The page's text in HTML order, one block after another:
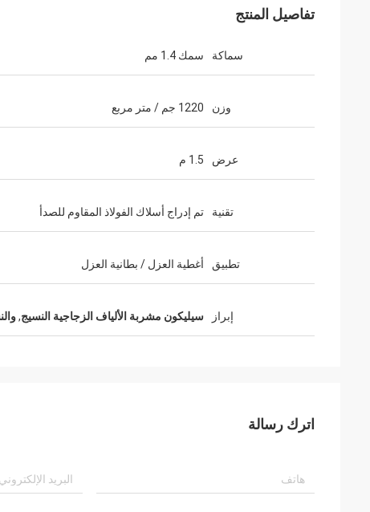
تفاصيل المنتج
سماكة سمك 1.4 مم
وزن 1220 جم / متر مربع
عرض 1.5 م
تقنية تم إدراج أسلاك الفولاذ المقاوم للصدأ
تطبيق أغطية العزل / بطانية العزل
إبراز سيليكون مشربة الألياف الزجاجية النسيج,
اترك رسالة